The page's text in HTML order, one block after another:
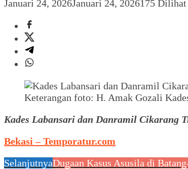
Januari 24, 2026Januari 24, 2026175 Dilihat
Keterangan foto: H. Amak Gozali
Kades Labansari dan Danramil Cikarang
Bekasi – Temporatur.com
SelanjutnyaDugaan Kasus Asusila di